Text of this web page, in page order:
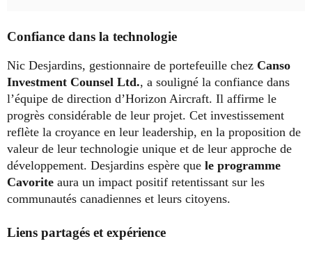
Confiance dans la technologie
Nic Desjardins, gestionnaire de portefeuille chez Canso
Investment Counsel Ltd., a souligné la confiance dans
l’équipe de direction d’Horizon Aircraft. Il affirme le
progrès considérable de leur projet. Cet investissement
reflète la croyance en leur leadership, en la proposition de
valeur de leur technologie unique et de leur approche de
développement. Desjardins espère que le programme
Cavorite aura un impact positif retentissant sur les
communautés canadiennes et leurs citoyens.
Liens partagés et expérience